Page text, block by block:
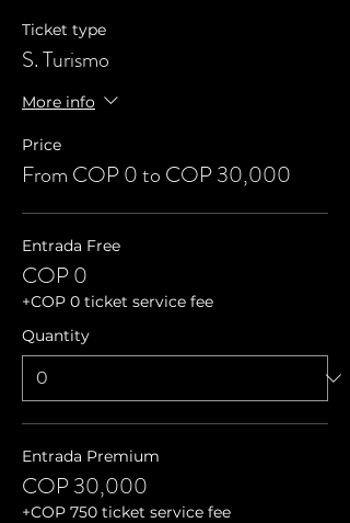
Ticket type
S. Turismo
More info
Price
From COP 0 to COP 30,000
Entrada Free
COP 0
+COP 0 ticket service fee
Quantity
Entrada Premium
COP 30,000
+COP 750 ticket service fee